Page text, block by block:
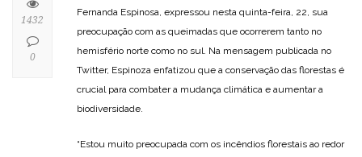
Fernanda Espinosa, expressou nesta quinta-feira, 22, sua
preocupação com as queimadas que ocorrerem tanto no
hemisfério norte como no sul. Na mensagem publicada no
Twitter, Espinoza enfatizou que a conservação das florestas é
crucial para combater a mudança climática e aumentar a
biodiversidade.
“Estou muito preocupada com os incêndios florestais ao redor
1432
0